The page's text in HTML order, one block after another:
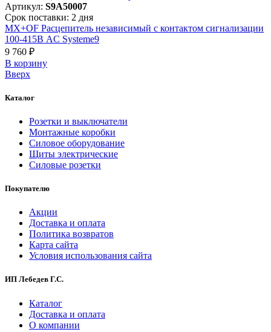
Артикул: S9A50007
Срок поставки: 2 дня
MX+OF Расцепитель независимый с контактом сигнализации
100-415В AC Systeme9
9 760 ₽
В корзинy
Вверх
Каталог
Розетки и выключатели
Монтажные коробки
Силовое оборудование
Щиты электрические
Силовые розетки
Покупателю
Акции
Доставка и оплата
Политика возвратов
Карта сайта
Условия использования сайта
ИП Лебедев Г.С.
Каталог
Доставка и оплата
О компании